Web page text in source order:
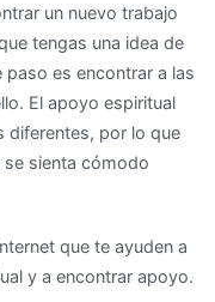
un nuevo trabajo
tengas una idea de
paso es encontrar a las
El apoyo espiritual
diferentes, por lo que
se sienta cómodo
que te ayuden a
y a encontrar apoyo.